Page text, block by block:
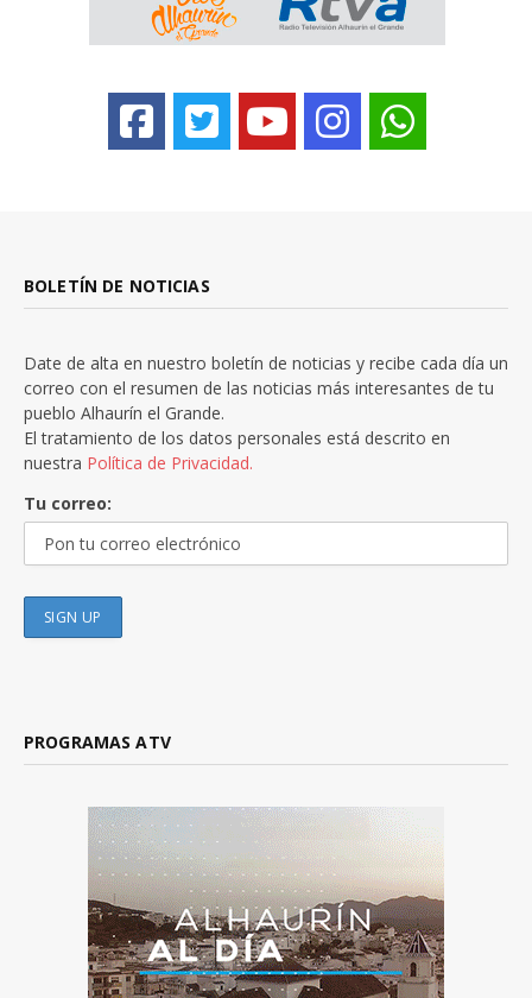
BOLETÍN DE NOTICIAS
Date de alta en nuestro boletín de noticias y recibe cada día un
correo con el resumen de las noticias más interesantes de tu
pueblo Alhaurín el Grande.
El tratamiento de los datos personales está descrito en
nuestra Política de Privacidad.
Tu correo:
PROGRAMAS ATV